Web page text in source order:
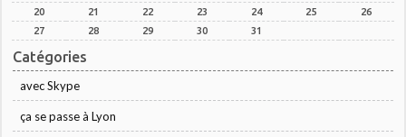
20
21 22 23 24 25
26
27
28 29 30 31
Catégories
avec Skype
ça se passe à Lyon